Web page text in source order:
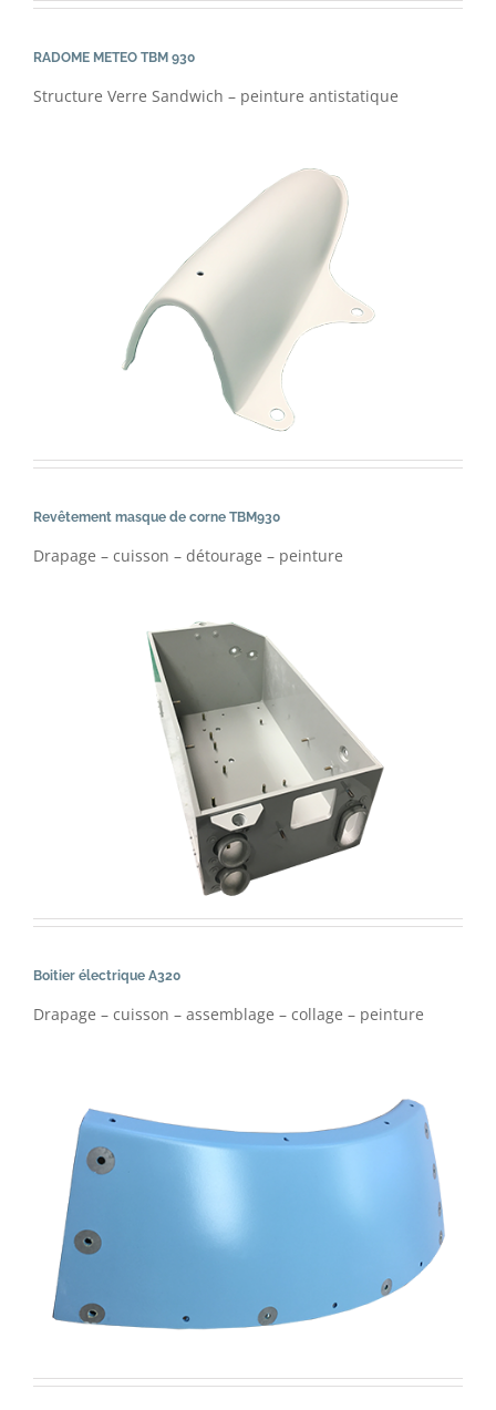
RADOME METEO TBM 930
Structure Verre Sandwich – peinture antistatique
Revêtement masque de corne TBM930
Drapage – cuisson – détourage – peinture
Boitier électrique A320
Drapage – cuisson – assemblage – collage – peinture